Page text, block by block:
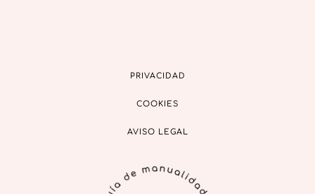
PRIVACIDAD
COOKIES
AVISO LEGAL